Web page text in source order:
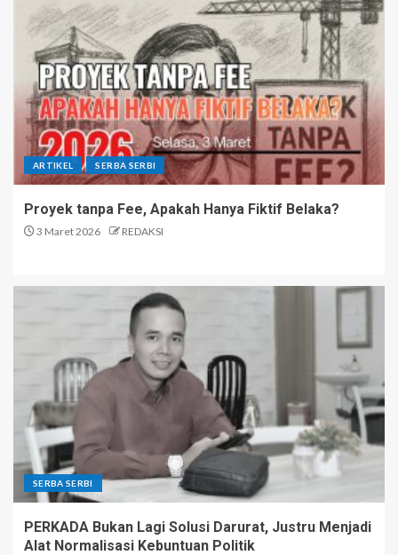
ARTIKEL SERBA SERBI
Proyek tanpa Fee, Apakah Hanya Fiktif Belaka?
3 Maret 2026 REDAKSI
SERBA SERBI
PERKADA Bukan Lagi Solusi Darurat, Justru Menjadi
Alat Normalisasi Kebuntuan Politik